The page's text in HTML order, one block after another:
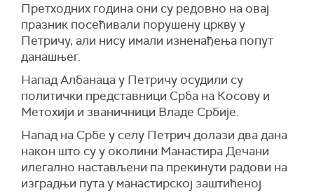
Претходних година они су редовно на овај
празник посећивали порушену цркву у
Петричу, али нису имали изненађења попут
данашњег.
Напад Албанаца у Петричу осудили су
политички представници Срба на Косову и
Метохији и званичници Владе Србије.
Напад на Србе у селу Петрич долази два дана
након што су у околини Манастира Дечани
илегално настављени па прекинути радови на
изградњи пута у манастирској заштићеној